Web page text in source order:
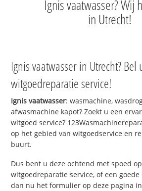
Ignis vaatwasser? Wij
in Utrecht!
Ignis vaatwasser in Utrecht? Bel
witgoedreparatie service!
Ignis vaatwasser: wasmachine,
afwasmachine kapot? Zoekt u een
witgoed service?
op het gebied van witgoedservice en
buurt.
Dus bent u deze ochtend met spoed
witgoedreparatie service, of een
dan nu het formulier op deze pagina